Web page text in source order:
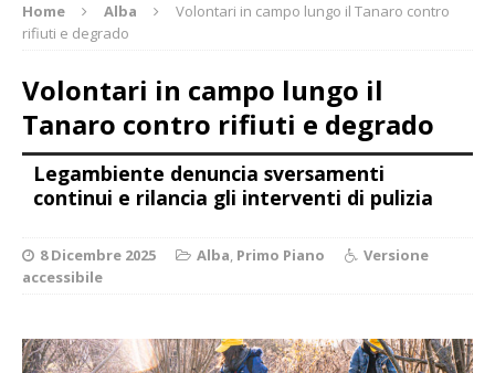
Home Alba
Volontari in campo lungo il Tanaro contro
rifiuti e degrado
Volontari in campo lungo il
Tanaro contro rifiuti e degrado
Legambiente denuncia sversamenti
continui e rilancia gli interventi di pulizia
8 Dicembre 2025 Alba, Primo Piano
Versione
accessibile